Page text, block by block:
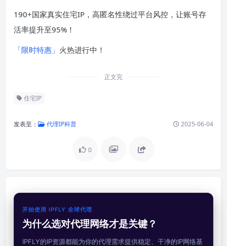
190+国家真实住宅IP，高匿名性绕过平台风控，让账号存
活率提升至95%！
「限时特惠」 火热进行中！
正文完
住宅IP
发表至： 代理IP科普 2025-06-04
0
开始使用 IPFLY 全球代理
为什么选对代理网络才是关键？
IPFLY的IP资源都能为你的代理需求提供稳定、干净的IP网络基